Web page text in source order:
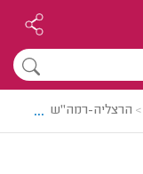
> הרצליה-רמה"ש > טכנאי
...